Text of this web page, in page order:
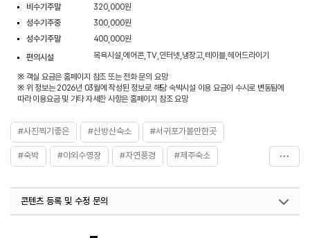
비수기주말
320,000원
성수기주중
300,000원
성수기주말
400,000원
편의시설
목욕시설,에어콘,TV,인터넷,냉장고,테이블,헤어드라이기
※ 객실 요금은 홈페이지 참조 또는 전화 문의 요망
※ 위 정보는 2026년 03월에 작성된 정보로 해당 숙박시설 이용 요금이 수시로 변동됨에
따라 이용요금 및 기타 자세한 사항은 홈페이지 참조 요망
#사진찍기좋은 #산방산숙소 #서귀포가볼만한곳
#숙박 #야외수영장 #자연풍경 #제주숙소
콘텐츠 등록 및 수정 문의